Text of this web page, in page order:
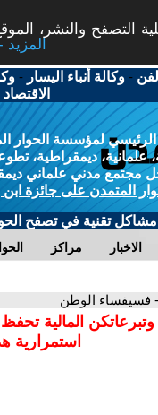
التصفح والنشر،
More info - المزيد
-وكالة أنباء اليسار -
الاقتصاد
الرئيسي لمؤسسة الحوار
علمانية، ديمقراطية،
مجتمع مدني علماني
المتمدن على جائزة
مشاكل تقنية في تصفح
مراكز الاخبار
- فسيفساء الوطن
وتبرعاتكن المالية
استمرارية